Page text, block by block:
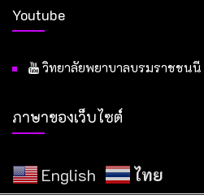
Youtube
วิทยาลัยพยาบาลบรมราชชนนี
ภาษาของเว็บไซต์
English ไทย